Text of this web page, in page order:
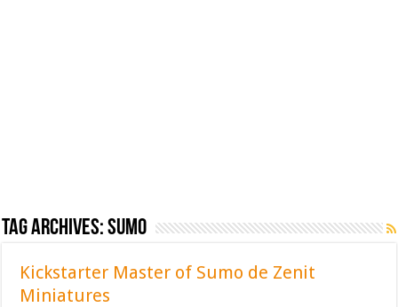
Tag Archives:sumo
Kickstarter Master of Sumo de Zenit
Miniatures